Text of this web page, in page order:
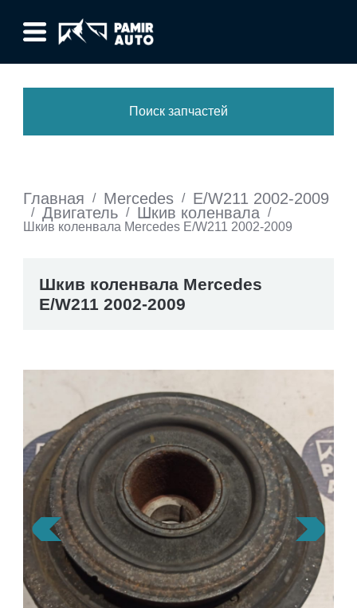
Поиск запчастей
Главная / Mercedes / E/W211 2002-2009
/ Двигатель / Шкив коленвала /
Шкив коленвала Mercedes E/W211 2002-2009
Шкив коленвала Mercedes
E/W211 2002-2009